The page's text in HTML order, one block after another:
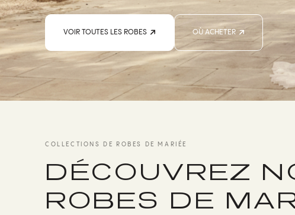
VOIR TOUTES LES ROBES OÙ ACHETER
COLLECTIONS DE ROBES DE MARIÉE
DÉCOUVREZ
ROBES DE